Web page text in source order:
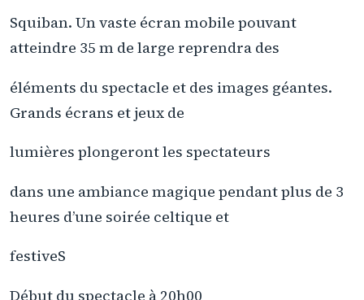
Squiban. Un vaste écran mobile pouvant
atteindre 35 m de large reprendra des
éléments du spectacle et des images géantes.
Grands écrans et jeux de
lumières plongeront les spectateurs
dans une ambiance magique pendant plus de 3
heures d’une soirée celtique et
festiveS
Début du spectacle à 20h00